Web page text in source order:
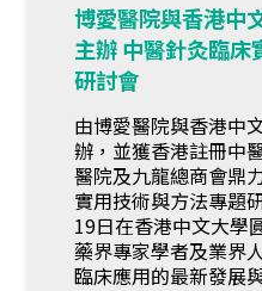
博愛醫院與香港中
主辦 中醫針灸臨床
研討會
由博愛醫院與香港中
辦，並獲香港註冊中
醫院及九龍總商會鼎
實用技術與方法專題
19日在香港中文大學
藥界專家學者及業界
臨床應用的最新發展